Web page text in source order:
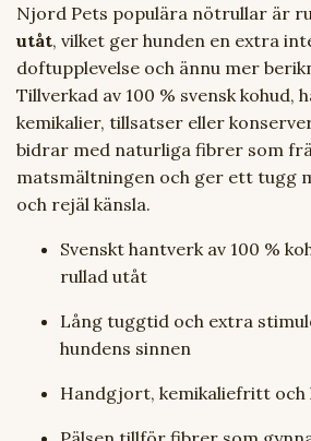
Njord Pets populära nötrullar är
utåt, vilket ger hunden en extra
doftupplevelse och ännu mer
Tillverkad av 100 % svensk kohud,
kemikalier, tillsatser eller
bidrar med naturliga fibrer som
matsmältningen och ger ett tugg
och rejäl känsla.
Svenskt hantverk av 100 %
rullad utåt
Lång tuggtid och extra
hundens sinnen
Handgjort, kemikaliefritt